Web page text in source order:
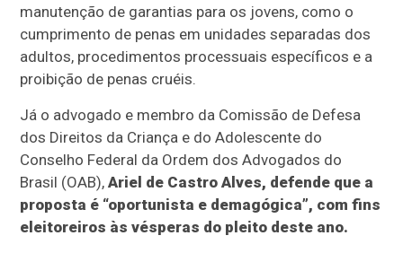
manutenção de garantias para os jovens, como o
cumprimento de penas em unidades separadas dos
adultos, procedimentos processuais específicos e a
proibição de penas cruéis.
Já o advogado e membro da Comissão de Defesa
dos Direitos da Criança e do Adolescente do
Conselho Federal da Ordem dos Advogados do
Brasil (OAB),Ariel de Castro Alves, defende que a
proposta é “oportunista e demagógica”, com fins
eleitoreiros às vésperas do pleito deste ano.